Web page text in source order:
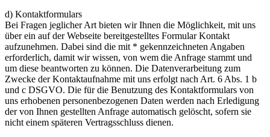
d) Kontaktformulars
Bei Fragen jeglicher Art bieten wir Ihnen die Möglichkeit, mit uns
über ein auf der Webseite bereitgestelltes Formular Kontakt
aufzunehmen. Dabei sind die mit * gekennzeichneten Angaben
erforderlich, damit wir wissen, von wem die Anfrage stammt und
um diese beantworten zu können. Die Datenverarbeitung zum
Zwecke der Kontaktaufnahme mit uns erfolgt nach Art. 6 Abs. 1 b
und c DSGVO. Die für die Benutzung des Kontaktformulars von
uns erhobenen personenbezogenen Daten werden nach Erledigung
der von Ihnen gestellten Anfrage automatisch gelöscht, sofern sie
nicht einem späteren Vertragsschluss dienen.